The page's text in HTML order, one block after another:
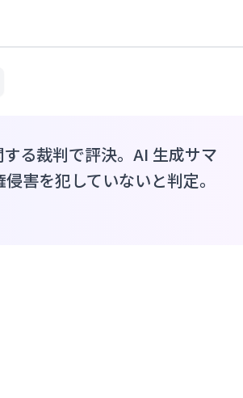
る裁判で評決。AI 生成サマ
害を犯していないと判定。